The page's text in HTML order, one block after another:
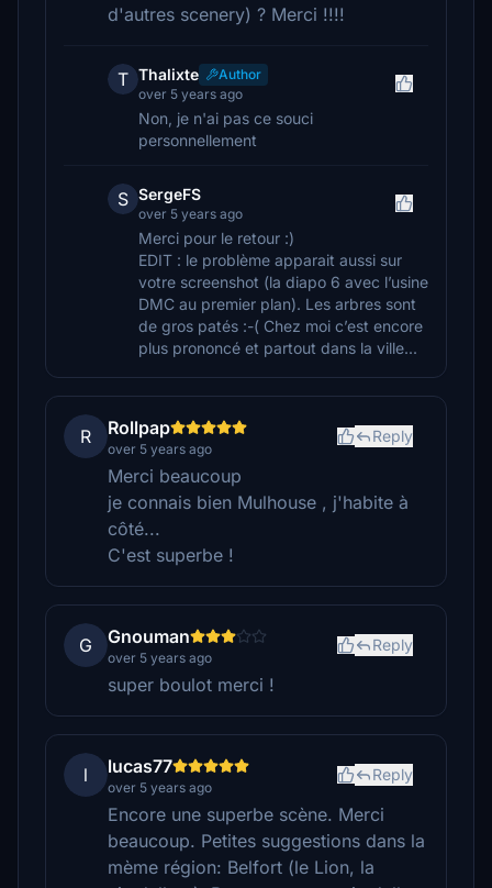
d'autres scenery) ? Merci !!!!
T Thalixte
Author
over 5 years ago
Non, je n'ai pas ce souci
personnellement
S SergeFS
over 5 years ago
Merci pour le retour :)
EDIT : le problème apparait aussi sur
votre screenshot (la diapo 6 avec l’usine
DMC au premier plan). Les arbres sont
de gros patés :-( Chez moi c’est encore
plus prononcé et partout dans la ville...
R Rollpap
over 5 years ago
Reply
Merci beaucoup
je connais bien Mulhouse , j'habite à
côté...
C'est superbe !
G Gnouman
over 5 years ago
Reply
super boulot merci !
l lucas77
over 5 years ago
Reply
Encore une superbe scène. Merci
beaucoup. Petites suggestions dans la
mème région: Belfort (le Lion, la